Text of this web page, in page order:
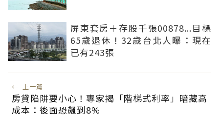
屏東套房＋存股千張00878...目標
65歲退休！32歲台北人曝：現在
已有243張
← 上一篇
房貸陷阱要小心！專家揭「階梯式利率」暗藏高
成本：後面恐飆到8%